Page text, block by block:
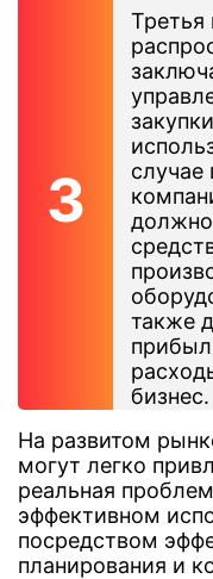
случае
должно
также
бизнес.
На развитом
могут легко
реальная
эффективном
посредством
планирования и